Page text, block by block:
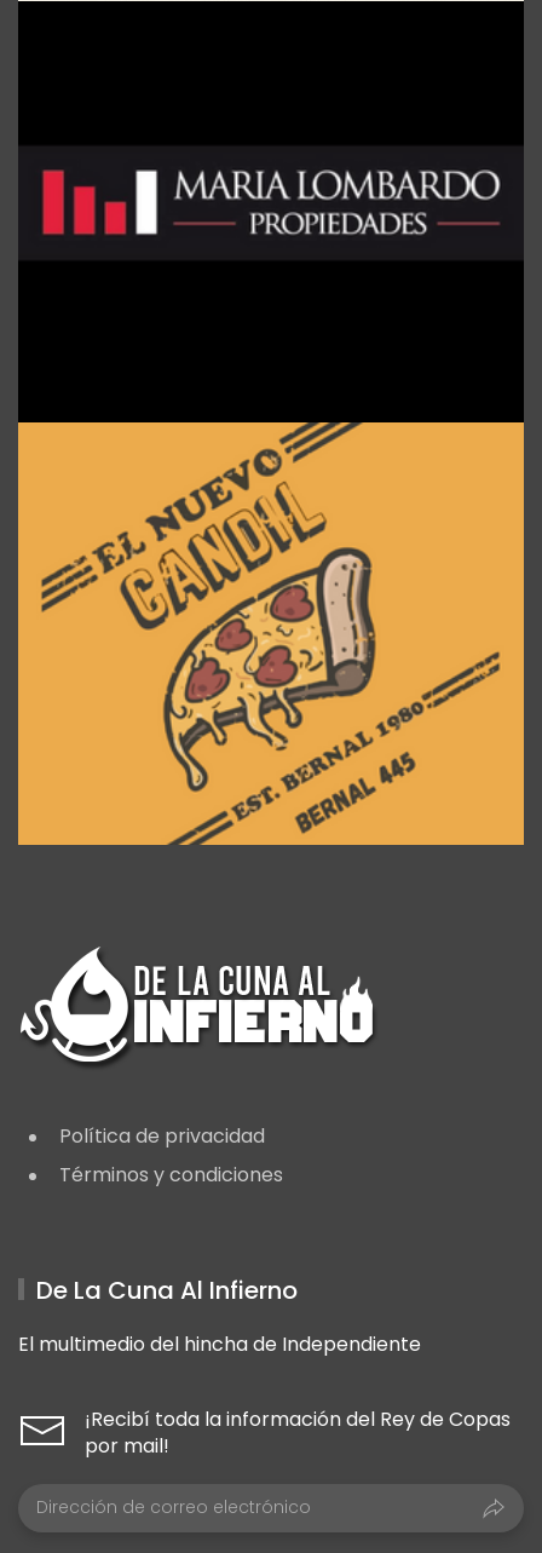
Política de privacidad
Términos y condiciones
De La Cuna Al Infierno
El multimedio del hincha de Independiente
¡Recibí toda la información del Rey de Copas
por mail!